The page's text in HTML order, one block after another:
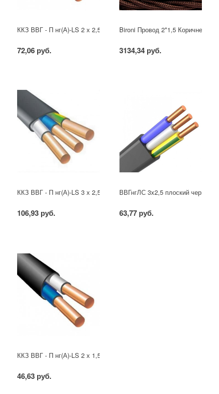
ККЗ ВВГ - П нг(А)-LS 2 х 2,5 ГОСТ
72,06 руб.
Bironi Провод 2*1,5 Коричневый
3134,34 руб.
ККЗ ВВГ - П нг(А)-LS 3 х 2,5 ГОСТ
106,93 руб.
ВВГнгЛС 3x2,5 плоский черный
63,77 руб.
ККЗ ВВГ - П нг(А)-LS 2 х 1,5 ГОСТ
46,63 руб.